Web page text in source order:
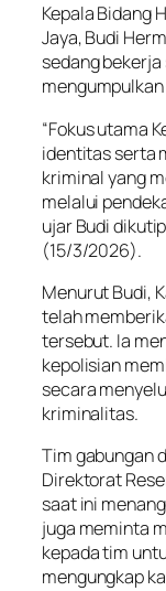
Kepala Bidang
Jaya, Budi
sedang
“Fokus utama
identitas serta
kriminal yang
melalui
ujar Budi
(15/3/2026).
Menurut Budi,
telah
tersebut. Ia
kepolisian
secara
kriminalitas.
Tim gabungan
Direktorat
saat ini
juga meminta
kepada tim
mengungkap